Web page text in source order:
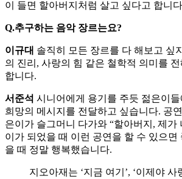
이 들면 할아버지처럼 살고 싶다고 합니
Q.추구하는 음악 장르는요?
이규대 솔직히 모든 장르를 다 해보고 싶
의 진리, 사랑의 힘 같은 철학적 의미를
합니다.
서준석 시니어에게 용기를 주듯 젊은이
희망의 메시지를 전달하고 싶습니다. 공
은이가 슬그머니 다가와 “할아버지, 제가
이가 되었을 때 이런 공연을 할 수 있으면
을 때 정말 행복했습니다.
지오아재는 ‘지금 여기’, ‘이제야 사